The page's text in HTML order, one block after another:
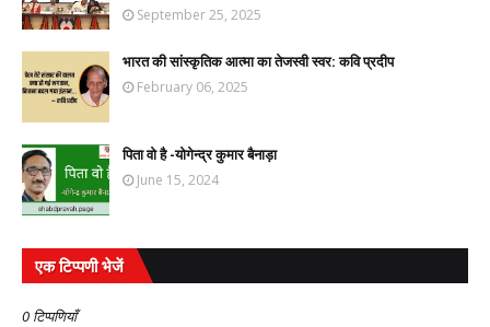
September 25, 2025
भारत की सांस्कृतिक आत्मा का तेजस्वी स्वर: कवि प्रदीप
February 06, 2025
पिता वो है -योगेन्द्र कुमार बैनाड़ा
June 15, 2024
एक टिप्पणी भेजें
0 टिप्पणियाँ